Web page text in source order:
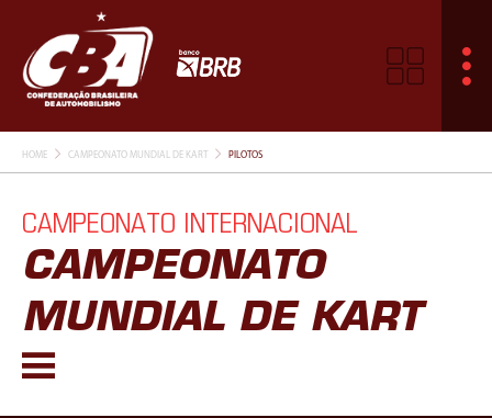
HOME CAMPEONATO MUNDIAL DE KART PILOTOS
CAMPEONATO INTERNACIONAL
CAMPEONATO
MUNDIAL DE KART